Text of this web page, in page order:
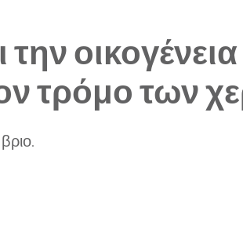
τρόμο των